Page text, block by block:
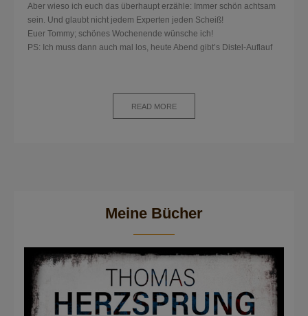
Aber wieso ich euch das überhaupt erzähle: Immer schön achtsam
sein. Und glaubt nicht jedem Experten jeden Scheiß!
Euer Tommy; schönes Wochenende wünsche ich!
PS: Ich muss dann auch mal los, heute Abend gibt’s Distel-Auflauf
READ MORE
Meine Bücher